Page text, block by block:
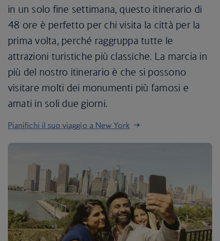
in un solo fine settimana, questo itinerario di
48 ore è perfetto per chi visita la città per la
prima volta, perché raggruppa tutte le
attrazioni turistiche più classiche. La marcia in
più del nostro itinerario è che si possono
visitare molti dei monumenti più famosi e
amati in soli due giorni.
Pianifichi il suo viaggio a New York